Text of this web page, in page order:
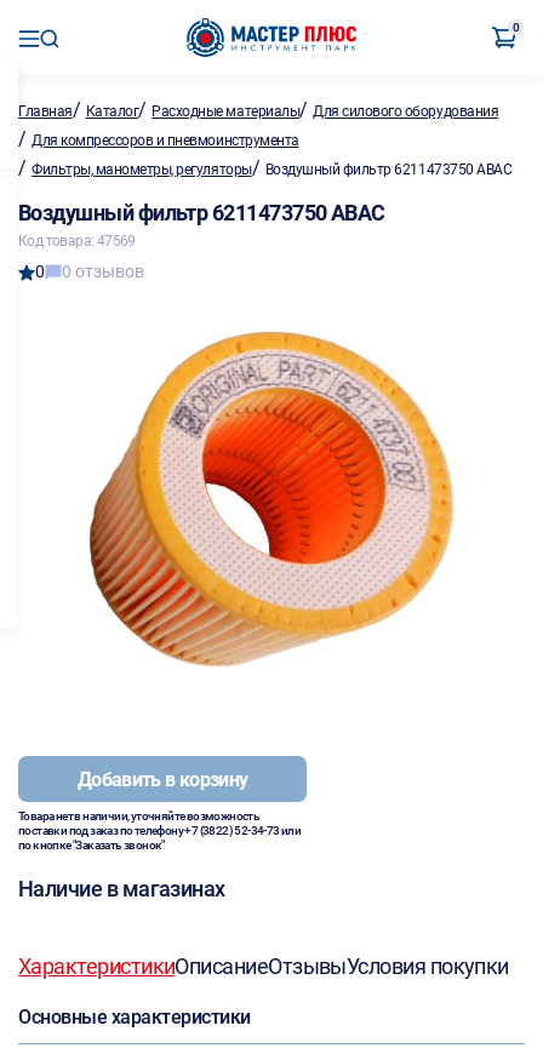
0
Главная/ Каталог/ Расходные материалы/Для силового оборудования
/ Для компрессоров и пневмоинструмента
/ Фильтры, манометры, регуляторы/ Воздушный фильтр 6211473750 ABAC
Воздушный фильтр 6211473750 ABAC
Код товара: 47569
0 0 отзывов
Добавить в корзину
Товара нет в наличии, уточняйте возможность
поставки под заказ по телефону+7 (3822) 52-34-73или
по кнопке "Заказать звонок"
Наличие в магазинах
ХарактеристикиОписаниеОтзывыУсловия покупки
Основные характеристики